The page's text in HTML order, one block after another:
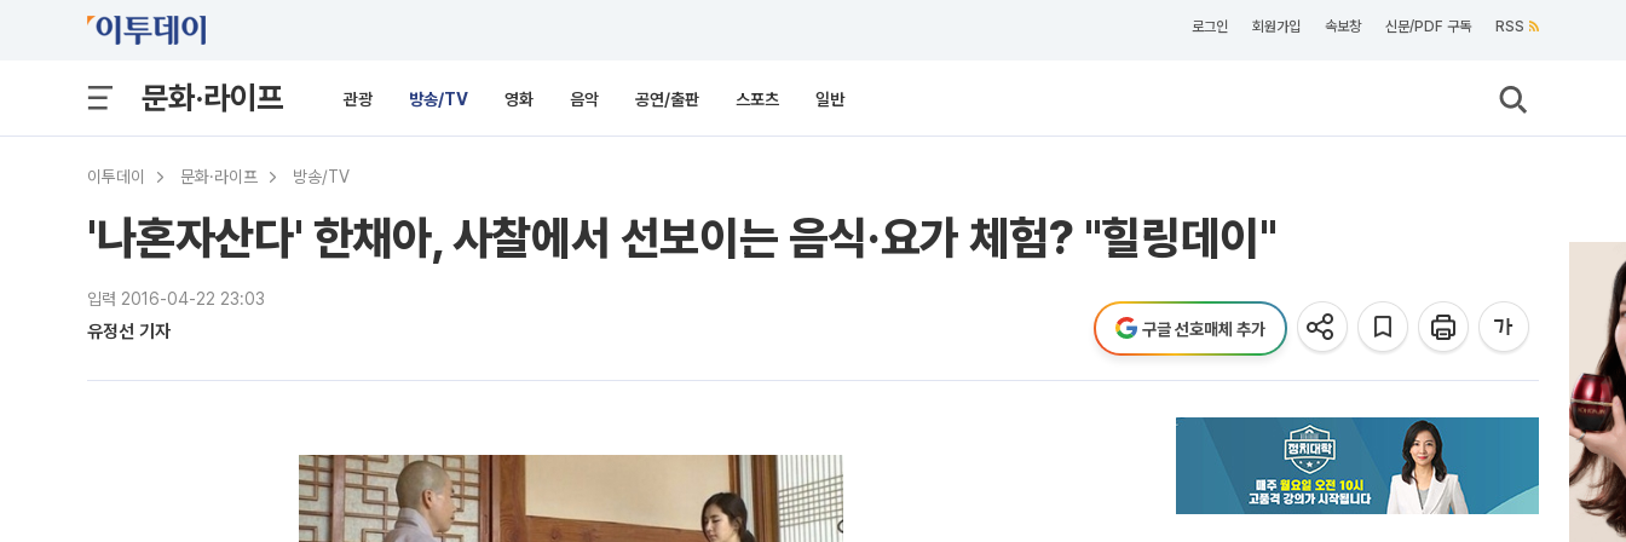
로그인 회원가입 속보창 신문/PDF 구독 RSS
문화·라이프 관광 방송/TV 영화 음악 공연/출판 스포츠 일반
이투데이 문화·라이프 방송/TV
'나혼자산다' 한채아, 사찰에서 선보이는 음식·요가 체험? "힐링데이"
입력 2016-04-22 23:03
유정선 기자 구글 선호매체 추가